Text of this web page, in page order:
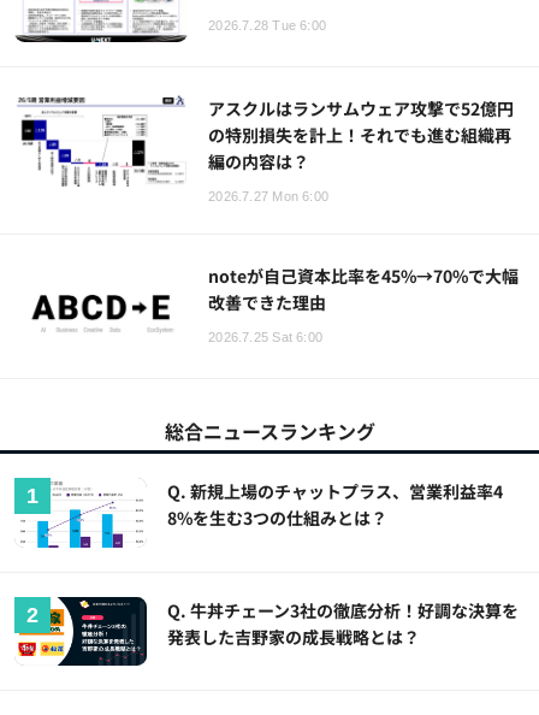
2026.7.28 Tue 6:00
アスクルはランサムウェア攻撃で52億円
の特別損失を計上！それでも進む組織再
編の内容は？
2026.7.27 Mon 6:00
noteが自己資本比率を45%→70%で大幅
改善できた理由
2026.7.25 Sat 6:00
総合ニュースランキング
Q. 新規上場のチャットプラス、営業利益率4
8%を生む3つの仕組みとは？
Q. 牛丼チェーン3社の徹底分析！好調な決算を
発表した吉野家の成長戦略とは？